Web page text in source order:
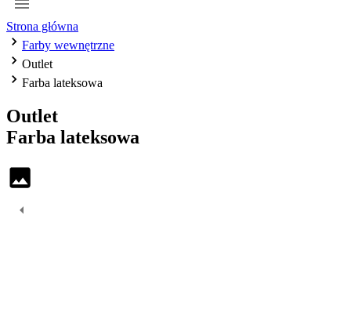
Strona główna
Farby wewnętrzne
Outlet
Farba lateksowa
Outlet
Farba lateksowa